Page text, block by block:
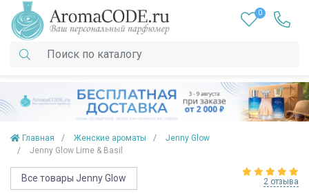
0
Главная Женские ароматы
Jenny Glow
Jenny Glow Lime & Basil
Все товары Jenny Glow 2 отзыва